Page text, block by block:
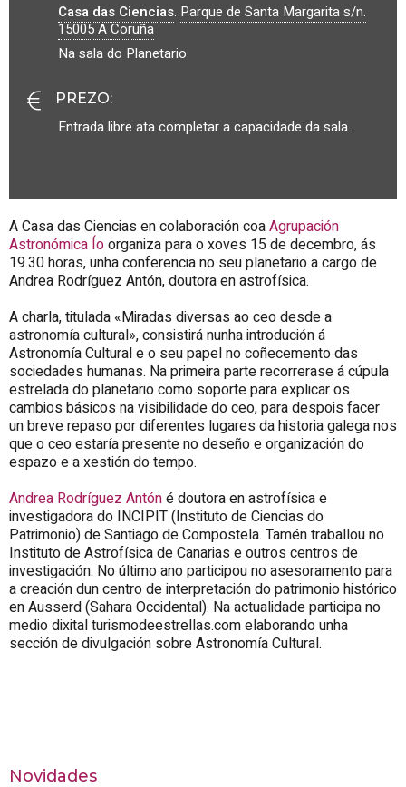
Casa das Ciencias. Parque de Santa Margarita s/n.
15005A Coruña
Na sala do Planetario
PREZO:
Entrada libre ata completar a capacidade da sala.
A Casa das Ciencias en colaboración coaAgrupación
Astronómica Íoorganiza para o xoves 15 de decembro, ás
19.30 horas, unha conferencia no seu planetario a cargo de
Andrea Rodríguez Antón, doutora en astrofísica.
A charla, titulada «Miradas diversas ao ceo desde a
astronomía cultural», consistirá nunha introdución á
Astronomía Cultural e o seu papel no coñecemento das
sociedades humanas. Na primeira parte recorrerase á cúpula
estrelada do planetario como soporte para explicar os
cambios básicos na visibilidade do ceo, para despois facer
un breve repaso por diferentes lugares da historia galega nos
que o ceo estaría presente no deseño e organización do
espazo e a xestión do tempo.
Andrea Rodríguez Antóné doutora en astrofísica e
investigadora do INCIPIT (Instituto de Ciencias do
Patrimonio) de Santiago de Compostela. Tamén traballou no
Instituto de Astrofísica de Canarias e outros centros de
investigación. No último ano participou no asesoramento para
a creación dun centro de interpretación do patrimonio histórico
en Ausserd (Sahara Occidental). Na actualidade participa no
medio dixital turismodeestrellas.com elaborando unha
sección de divulgación sobre Astronomía Cultural.
Novidades